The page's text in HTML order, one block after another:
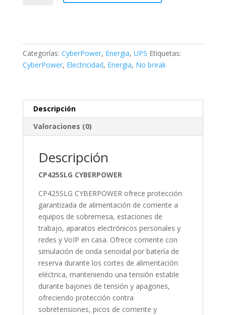
cantidad
Categorías: CyberPower, Energia, UPS Etiquetas:
CyberPower, Electricidad, Energia, No break
Descripción
Valoraciones (0)
Descripción
CP425SLG CYBERPOWER
CP425SLG CYBERPOWER ofrece protección
garantizada de alimentación de corriente a
equipos de sobremesa, estaciones de
trabajo, aparatos electrónicos personales y
redes y VoIP en casa. Ofrece corriente con
simulación de onda senoidal por batería de
reserva durante los cortes de alimentación
eléctrica, manteniendo una tensión estable
durante bajones de tensión y apagones,
ofreciendo protección contra
sobretensiones, picos de corriente y